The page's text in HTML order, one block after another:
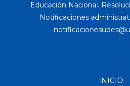
Educación Nacional.
Notificaciones
INICIO